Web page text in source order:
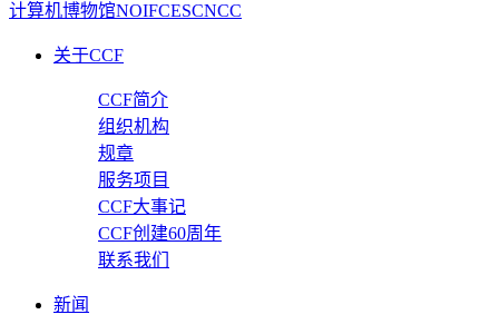
计算机博物馆NOIFCESCNCC
关于CCF
CCF简介
组织机构
规章
服务项目
CCF大事记
CCF创建60周年
联系我们
新闻